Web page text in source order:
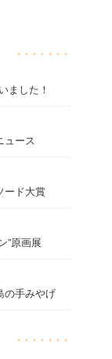
ました！
ュース
ード大賞
”原画展
の手みやげ